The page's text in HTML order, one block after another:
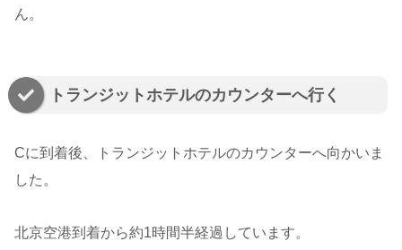
ん。
トランジットホテルのカウンターへ行く
Cに到着後、トランジットホテルのカウンターへ向かいま
した。
北京空港到着から約1時間半経過しています。